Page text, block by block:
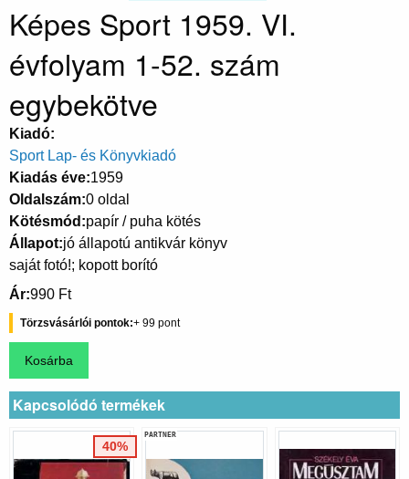
Képes Sport 1959. VI.
évfolyam 1-52. szám
egybekötve
Kiadó
Sport Lap- és Könyvkiadó
Kiadás éve 1959
Oldalszám 0 oldal
Kötésmód papír / puha kötés
Állapot jó állapotú antikvár könyv
saját fotó!; kopott borító
Ár 990 Ft
Törzsvásárlói pontok 99
Kapcsolódó termékek
40%
PARTNER